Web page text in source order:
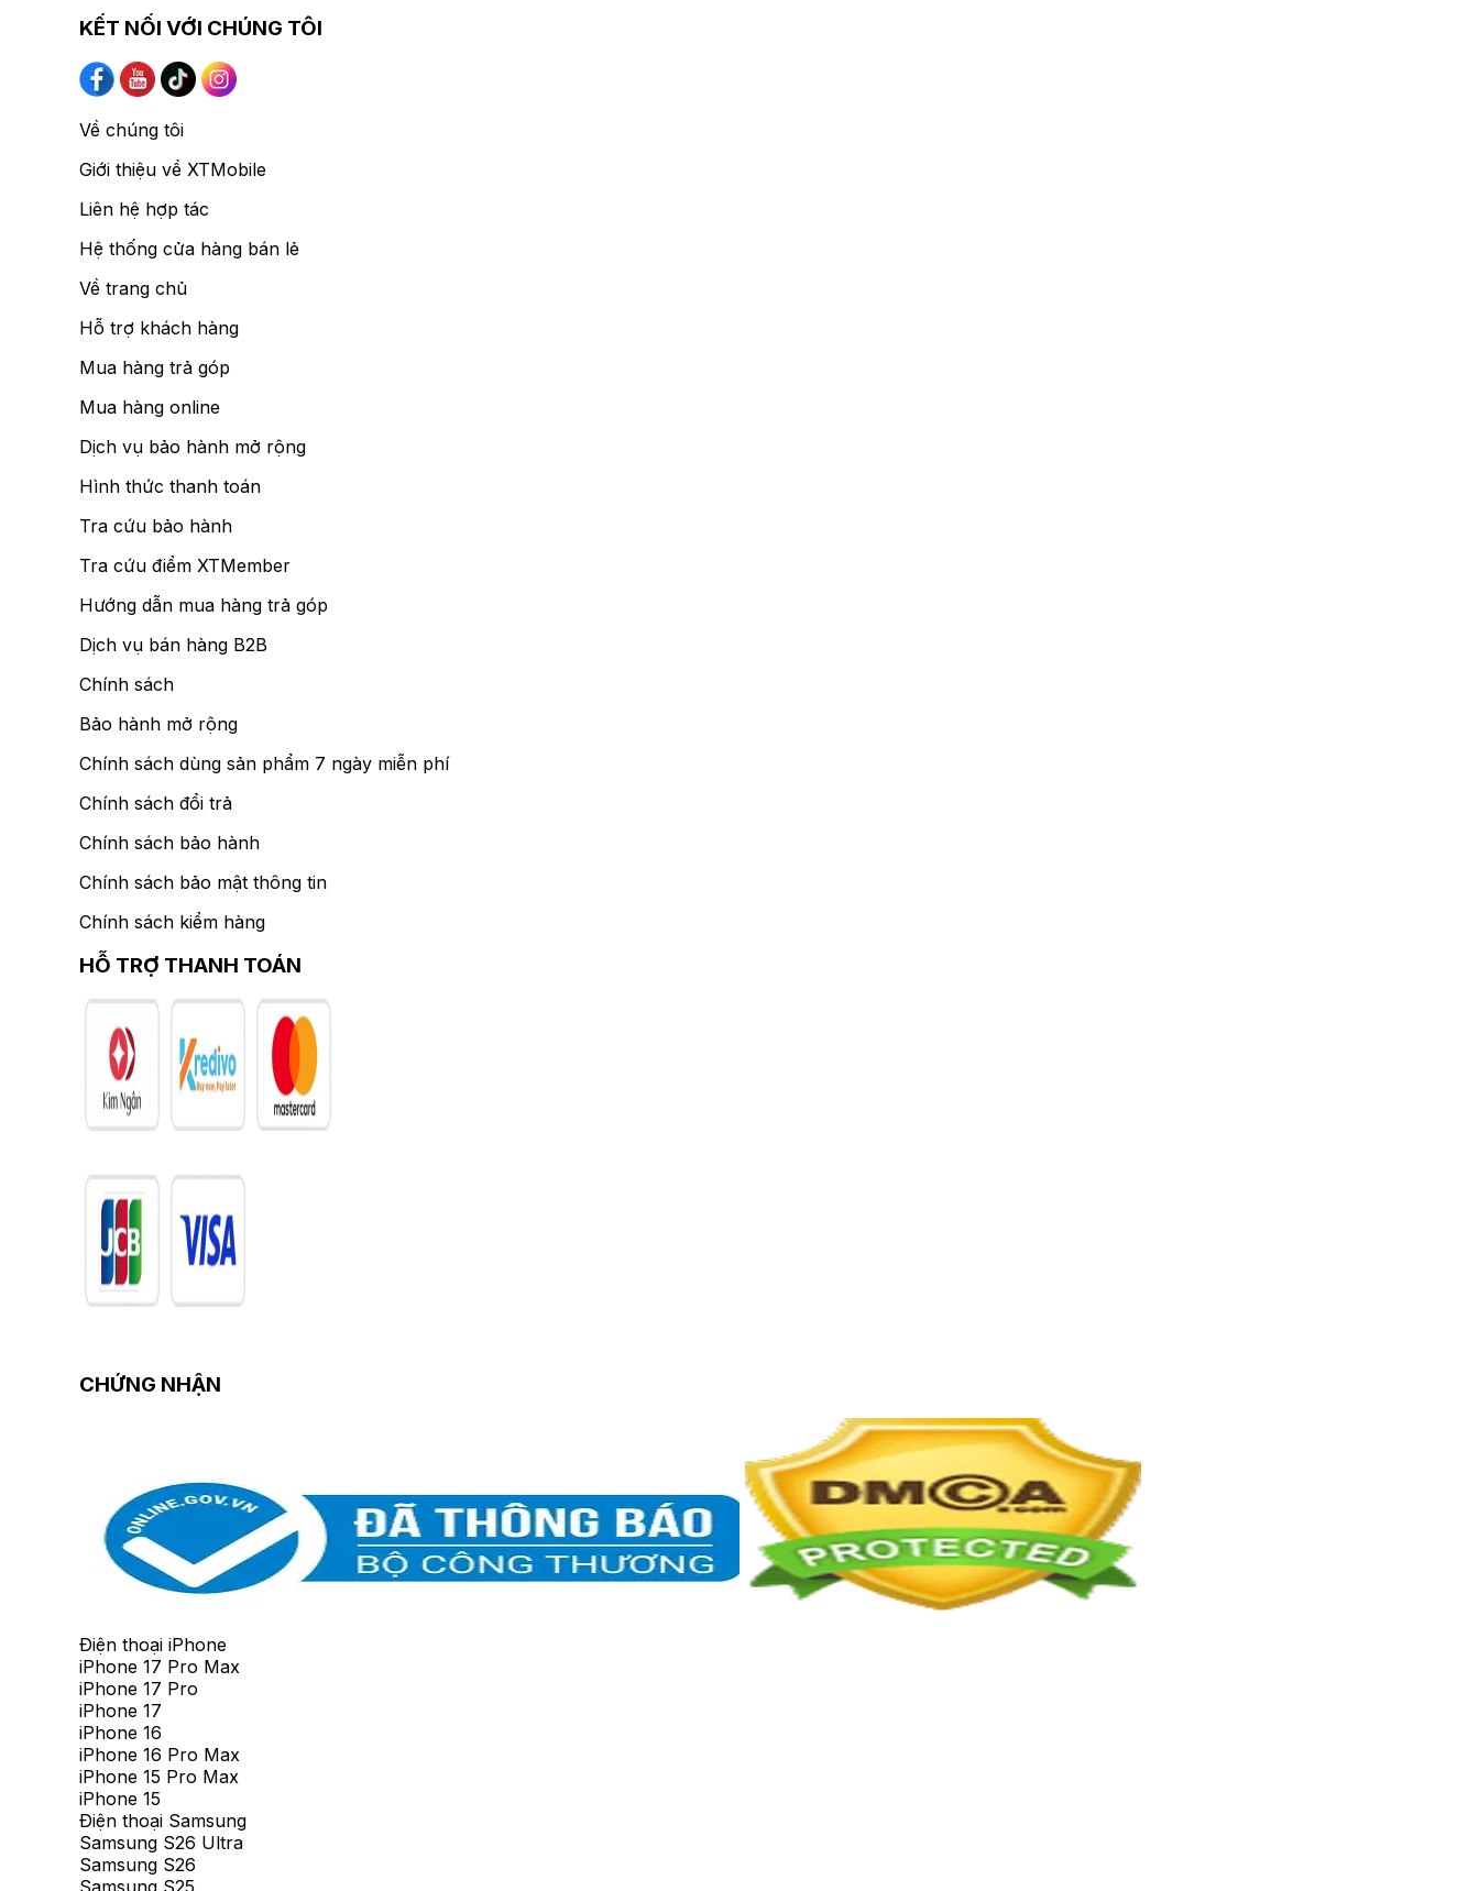
KẾT NỐI VỚI CHÚNG TÔI
Về chúng tôi
Giới thiệu về XTMobile
Liên hệ hợp tác
Hệ thống cửa hàng bán lẻ
Về trang chủ
Hỗ trợ khách hàng
Mua hàng trả góp
Mua hàng online
Dịch vụ bảo hành mở rộng
Hình thức thanh toán
Tra cứu bảo hành
Tra cứu điểm XTMember
Hướng dẫn mua hàng trả góp
Dịch vụ bán hàng B2B
Chính sách
Bảo hành mở rộng
Chính sách dùng sản phẩm 7 ngày miễn phí
Chính sách đổi trả
Chính sách bảo hành
Chính sách bảo mật thông tin
Chính sách kiểm hàng
HỖ TRỢ THANH TOÁN
CHỨNG NHẬN
Điện thoại iPhone
iPhone 17 Pro Max
iPhone 17 Pro
iPhone 17
iPhone 16
iPhone 16 Pro Max
iPhone 15 Pro Max
iPhone 15
Điện thoại Samsung
Samsung S26 Ultra
Samsung S26
Samsung S25